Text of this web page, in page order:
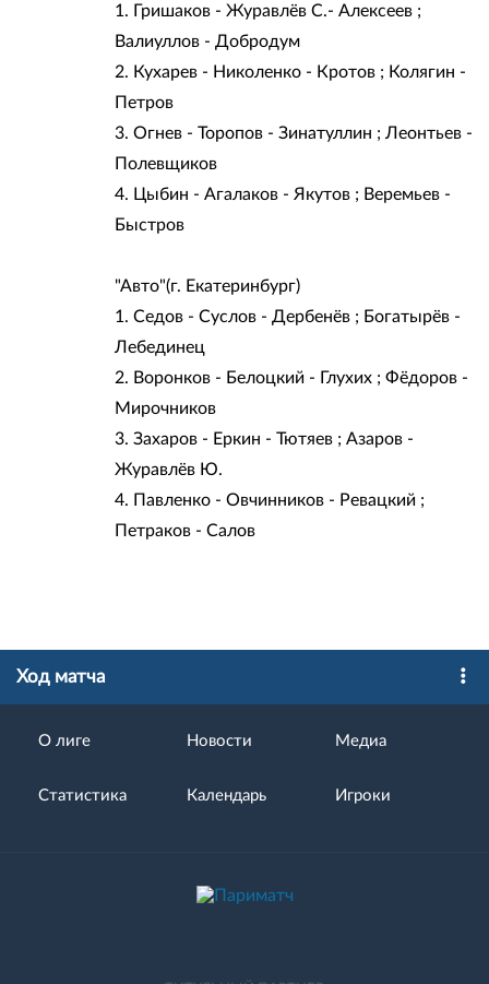
1. Гришаков - Журавлёв С.- Алексеев ;
Валиуллов - Добродум
2. Кухарев - Николенко - Кротов ; Колягин -
Петров
3. Огнев - Торопов - Зинатуллин ; Леонтьев -
Полевщиков
4. Цыбин - Агалаков - Якутов ; Веремьев -
Быстров
"Авто"(г. Екатеринбург)
1. Седов - Суслов - Дербенёв ; Богатырёв -
Лебединец
2. Воронков - Белоцкий - Глухих ; Фёдоров -
Мирочников
3. Захаров - Еркин - Тютяев ; Азаров -
Журавлёв Ю.
4. Павленко - Овчинников - Ревацкий ;
Петраков - Салов
Ход матча
О лиге Новости Медиа
Статистика Календарь Игроки